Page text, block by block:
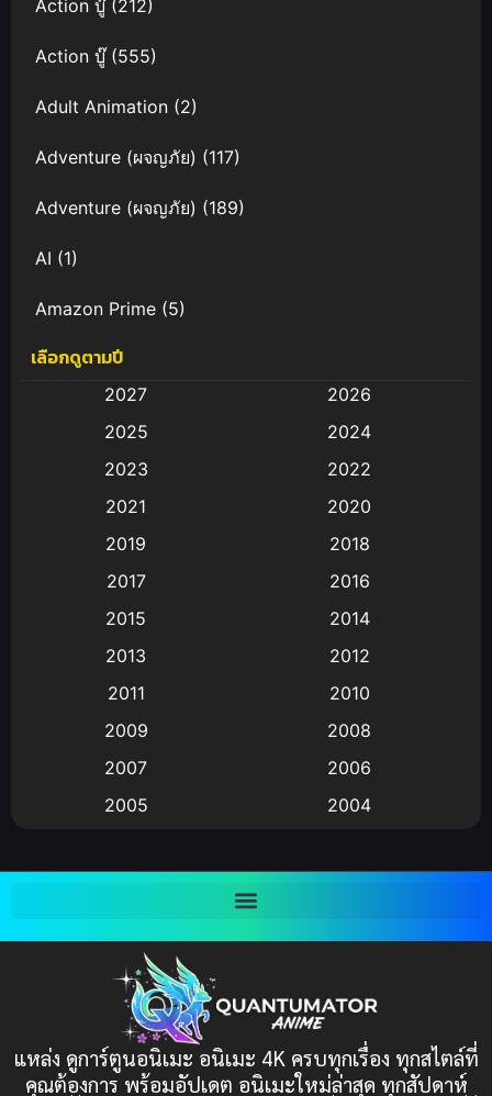
Action บู๊(212)
Action บู๊(555)
Adult Animation (2)
Adventure (ผจญภัย) (117)
Adventure (ผจญภัย) (189)
AI (1)
Amazon Prime (5)
Anal (ประตูหลัง)
Animation การ์ตูน
Animation อนิเมะ
Animation แอนิเมชัน
(9)
Big tits (นมใหญ่)
Bitch (ผู้หญิงร่าน)
Bondage (ทาส)(1)
(1)
Censored (เซ็นเซอร์)(19)
เลือกดูตามปี
2027
2026
2025
2024
2023
2022
2021
2020
2019
2018
2017
2016
2015
2014
2013
2012
2011
2010
2009
2008
2007
2006
2005
2004
2001
2000
1997
1993
1991
1989
1988
แหล่ง ดูการ์ตูนอนิเมะ อนิเมะ 4K ครบทุกเรื่อง ทุกสไตล์ที่
คุณต้องการ พร้อมอัปเดต อนิเมะใหม่ล่าสุด ทุกสัปดาห์